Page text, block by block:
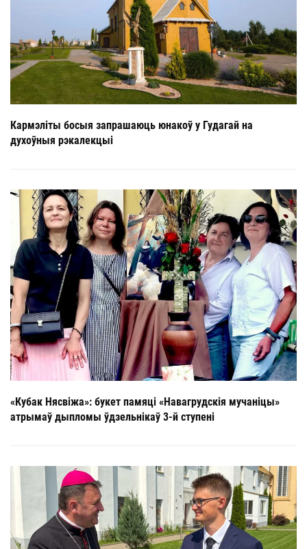
Кармэліты босыя запрашаюць юнакоў у Гудагай на
духоўныя рэкалекцыі
«Кубак Нясвіжа»: букет памяці «Навагрудскія мучаніцы»
атрымаў дыпломы ўдзельнікаў 3-й ступені